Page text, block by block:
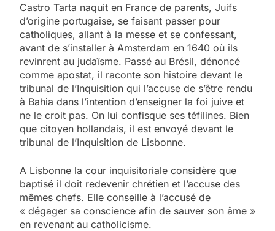
Castro Tarta naquit en France de parents, Juifs
d’origine portugaise, se faisant passer pour
catholiques, allant à la messe et se confessant,
avant de s’installer à Amsterdam en 1640 où ils
revinrent au judaïsme. Passé au Brésil, dénoncé
comme apostat, il raconte son histoire devant le
tribunal de l’Inquisition qui l’accuse de s’être rendu
à Bahia dans l’intention d’enseigner la foi juive et
ne le croit pas. On lui confisque ses téfilines. Bien
que citoyen hollandais, il est envoyé devant le
tribunal de l’Inquisition de Lisbonne.
A Lisbonne la cour inquisitoriale considère que
baptisé il doit redevenir chrétien et l’accuse des
mêmes chefs. Elle conseille à l’accusé de
« dégager sa conscience afin de sauver son âme »
en revenant au catholicisme.